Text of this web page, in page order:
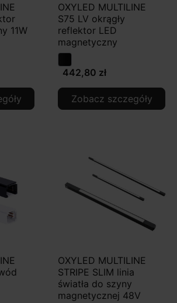
11W
OXYLED MULTILINE
S75 LV okrągły
reflektor LED
magnetyczny
442,80 zł
Zobacz szczegóły
OXYLED MULTILINE
STRIPE SLIM linia
światła do szyny
magnetycznej 48V